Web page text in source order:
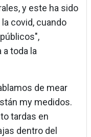
y este ha sido
covid, cuando
a toda la
de mear
my medidos.
tardas en
dentro del